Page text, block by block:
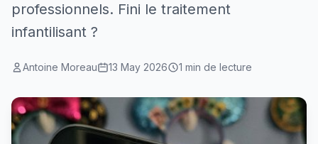
professionnels. Fini le traitement
infantilisant ?
Antoine Moreau 13 May 2026 1 min de lecture